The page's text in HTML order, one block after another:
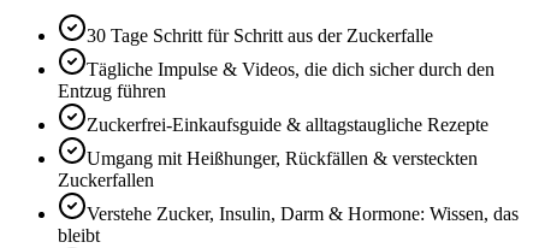
30 Tage Schritt für Schritt aus der Zuckerfalle
Tägliche Impulse & Videos, die dich sicher durch den
Entzug führen
Zuckerfrei-Einkaufsguide & alltagstaugliche Rezepte
Umgang mit Heißhunger, Rückfällen & versteckten
Zuckerfallen
Verstehe Zucker, Insulin, Darm & Hormone: Wissen, das
bleibt